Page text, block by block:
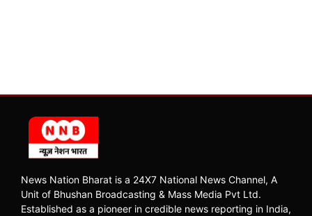
News Nation Bharat is a 24X7 National News Channel, A
Unit of Bhushan Broadcasting & Mass Media Pvt Ltd.
Established as a pioneer in credible news reporting in India,